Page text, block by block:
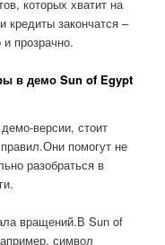
которых хватит на
кредиты закончатся –
прозрачно.
в демо Sun of Egypt
версии, стоит
помогут не
разобраться в
вращений.В Sun of
символ